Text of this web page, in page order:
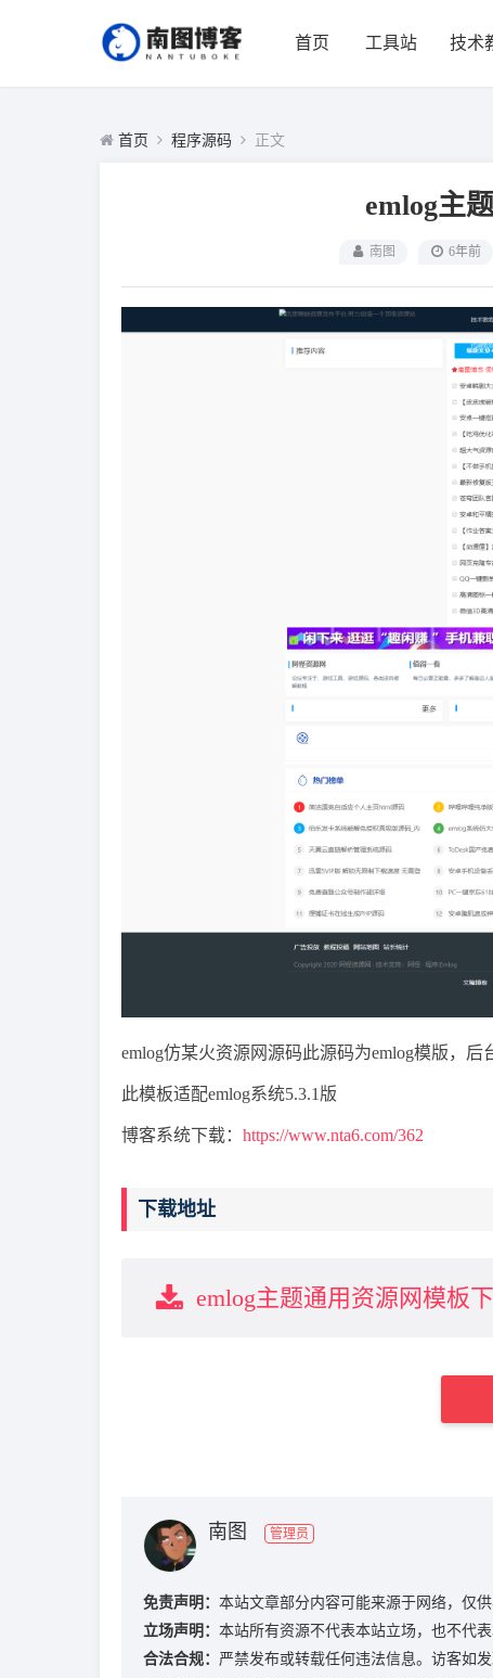
首页 工具站 技术
首页 程序源码 正文
emlog主
南图 6年前
emlog仿某火资源网源码此源码为emlog模版，后
此模板适配emlog系统5.3.1版
博客系统下载： https://www.nta6.com/362
下载地址
emlog主题通用资源网模板
南图 管理员
免责声明： 本站文章部分内容可能来源于网络，仅
立场声明： 本站所有资源不代表本站立场，也不代
合法合规： 严禁发布或转载任何违法信息。访客如